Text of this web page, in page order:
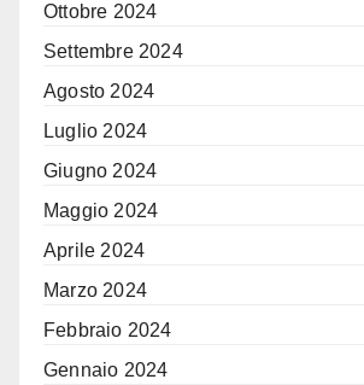
Ottobre 2024
Settembre 2024
Agosto 2024
Luglio 2024
Giugno 2024
Maggio 2024
Aprile 2024
Marzo 2024
Febbraio 2024
Gennaio 2024